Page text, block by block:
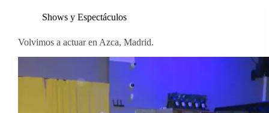
Shows y Espectáculos
Volvimos a actuar en Azca, Madrid.